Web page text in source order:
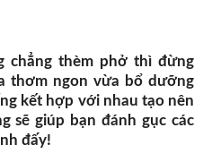
chẳng thèm phở thì đừng
thơm ngon vừa bổ dưỡng
kết hợp với nhau tạo nên
sẽ giúp bạn đánh gục các
đấy!